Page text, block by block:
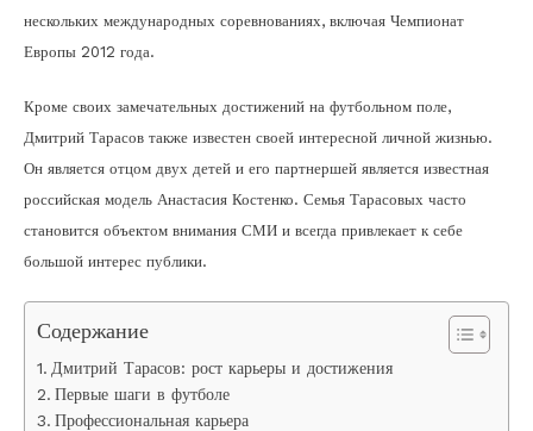
нескольких международных соревнованиях, включая Чемпионат
Европы 2012 года.
Кроме своих замечательных достижений на футбольном поле,
Дмитрий Тарасов также известен своей интересной личной жизнью.
Он является отцом двух детей и его партнершей является известная
российская модель Анастасия Костенко. Семья Тарасовых часто
становится объектом внимания СМИ и всегда привлекает к себе
большой интерес публики.
Содержание
Дмитрий Тарасов: рост карьеры и достижения
Первые шаги в футболе
Профессиональная карьера